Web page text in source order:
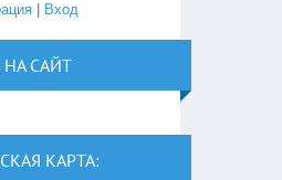
| Вход
САЙТ
КАРТА: